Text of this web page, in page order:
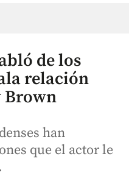
de los
relación
Brown
han
que el actor le